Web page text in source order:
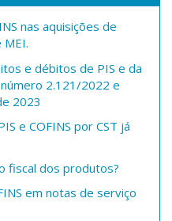
nas aquisições de
MEI.
e débitos de PIS e da
número 2.121/2022 e
2023
e COFINS por CST já
fiscal dos produtos?
em notas de serviço